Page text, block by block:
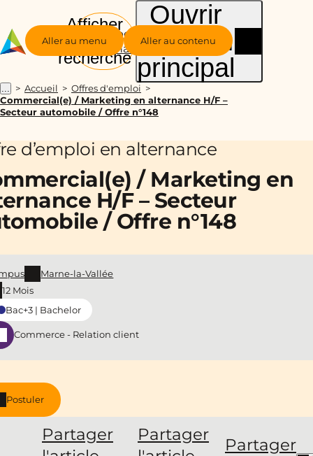
Aller au menu Aller au contenu
Groupe
Alternance
Afficher
la
recherche
Ouvrir
le menu
principal
... Accueil
Offres d'emploi
Commercial(e) / Marketing en alternance H/F –
Secteur automobile / Offre n°148
d’emploi en alternance
/ Marketing en
H/F – Secteur
/ Offre n°148
Postuler
Partager
Partager
Partager
Marne-la-Vallée
12 Mois
Bac+3 | Bachelor
Commerce - Relation client